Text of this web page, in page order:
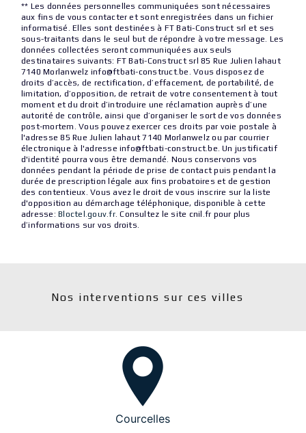
** Les données personnelles communiquées sont nécessaires
aux fins de vous contacter et sont enregistrées dans un fichier
informatisé. Elles sont destinées à FT Bati-Construct srl et ses
sous-traitants dans le seul but de répondre à votre message. Les
données collectées seront communiquées aux seuls
destinataires suivants: FT Bati-Construct srl 85 Rue Julien lahaut
7140 Morlanwelz info@ftbati-construct.be. Vous disposez de
droits d’accès, de rectification, d’effacement, de portabilité, de
limitation, d’opposition, de retrait de votre consentement à tout
moment et du droit d’introduire une réclamation auprès d’une
autorité de contrôle, ainsi que d’organiser le sort de vos données
post-mortem. Vous pouvez exercer ces droits par voie postale à
l'adresse 85 Rue Julien lahaut 7140 Morlanwelz ou par courrier
électronique à l'adresse info@ftbati-construct.be. Un justificatif
d'identité pourra vous être demandé. Nous conservons vos
données pendant la période de prise de contact puis pendant la
durée de prescription légale aux fins probatoires et de gestion
des contentieux. Vous avez le droit de vous inscrire sur la liste
d'opposition au démarchage téléphonique, disponible à cette
adresse:Bloctel.gouv.fr. Consultez le site cnil.fr pour plus
d’informations sur vos droits.
Nos interventions sur ces villes
Courcelles